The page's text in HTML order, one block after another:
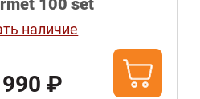
100 set
наличие
₽